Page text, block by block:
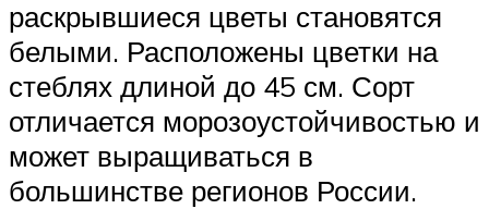
раскрывшиеся цветы становятся
белыми. Расположены цветки на
стеблях длиной до 45 см. Сорт
отличается морозоустойчивостью и
может выращиваться в
большинстве регионов России.